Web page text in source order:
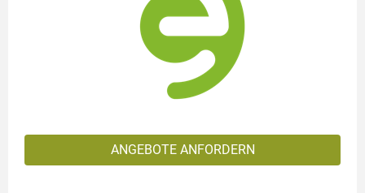
ANGEBOTE ANFORDERN